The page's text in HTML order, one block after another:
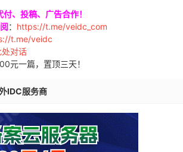
、投稿、广告合作！
： https://t.me/veidc_com
t.me/veidc
处对话
元一篇，置顶三天！
IDC服务商